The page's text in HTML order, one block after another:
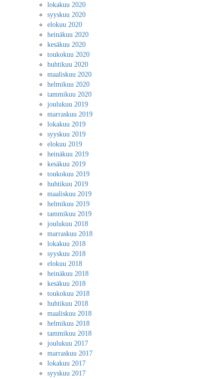
lokakuu 2020
syyskuu 2020
elokuu 2020
heinäkuu 2020
kesäkuu 2020
toukokuu 2020
huhtikuu 2020
maaliskuu 2020
helmikuu 2020
tammikuu 2020
joulukuu 2019
marraskuu 2019
lokakuu 2019
syyskuu 2019
elokuu 2019
heinäkuu 2019
kesäkuu 2019
toukokuu 2019
huhtikuu 2019
maaliskuu 2019
helmikuu 2019
tammikuu 2019
joulukuu 2018
marraskuu 2018
lokakuu 2018
syyskuu 2018
elokuu 2018
heinäkuu 2018
kesäkuu 2018
toukokuu 2018
huhtikuu 2018
maaliskuu 2018
helmikuu 2018
tammikuu 2018
joulukuu 2017
marraskuu 2017
lokakuu 2017
syyskuu 2017